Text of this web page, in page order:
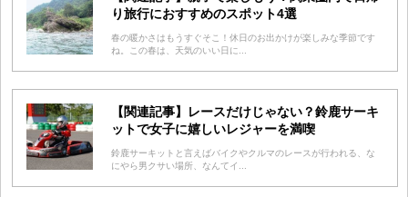
り旅行におすすめのスポット4選
春の暖かさはもうすぐそこ！休日のお出かけが楽しみな季節です
ね。この春は、天気のいい日に...
【関連記事】レースだけじゃない？鈴鹿サーキ
ットで女子に嬉しいレジャーを満喫
鈴鹿サーキットと言えばバイクやクルマのレースが行われる、な
にやら男クサい場所、なんてイ...